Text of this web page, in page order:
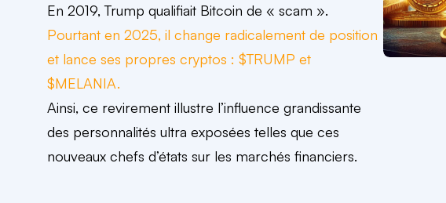
En 2019, Trump qualifiait Bitcoin de « scam ».
Pourtant en 2025, il change radicalement de position
et lance ses propres cryptos : $TRUMP et
$MELANIA.
Ainsi, ce revirement illustre l’influence grandissante
des personnalités ultra exposées telles que ces
nouveaux chefs d’états sur les marchés financiers.